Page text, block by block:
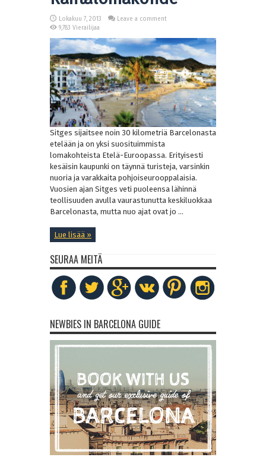
Lokakuu 7, 2013
Leave a comment
9,783 Vierailijaa
Sitges sijaitsee noin 30 kilometriä Barcelonasta
etelään ja on yksi suosituimmista
lomakohteista Etelä-Euroopassa. Erityisesti
kesäisin kaupunki on täynnä turisteja, varsinkin
nuoria ja varakkaita pohjoiseurooppalaisia.
Vuosien ajan Sitges veti puoleensa lähinnä
teollisuuden avulla vaurastunutta keskiluokkaa
Barcelonasta, mutta nuo ajat ovat jo ...
Lue lisää »
SEURAA MEITÄ
NEWBIES IN BARCELONA GUIDE